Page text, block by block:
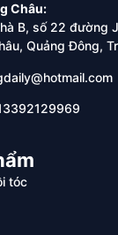
Châu:
B, số 22 đường
Quảng Đông,
tóc